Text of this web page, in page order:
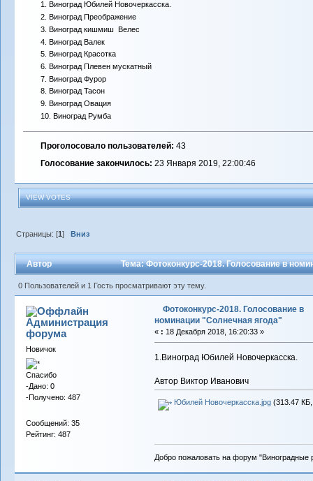
1. Виноград Юбилей Новочеркасска.
2. Виноград Преображение
3. Виноград кишмиш Велес
4. Виноград Валек
5. Виноград Красотка
6. Виноград Плевен мускатный
7. Виноград Фурор
8. Виноград Тасон
9. Виноград Овация
10. Виноград Румба
Проголосовало пользователей: 43
Голосование закончилось: 23 Января 2019, 22:00:46
VIEW VOTES
Страницы: [1]Вниз
Автор Тема: Фотоконкурс-2018. Голосование в
0 Пользователей и 1 Гость просматривают эту тему.
Администрация
форума
Новичок
Спасибо
-Дано: 0
-Получено: 487
Сообщений: 35
Рейтинг: 487
Фотоконкурс-2018. Голосование в
номинации "Солнечная ягода"
« : 18 Декабря 2018, 16:20:33 »
1.Виноград Юбилей Новочеркасска.
Автор Виктор Иванович
Юбилей Новочеркасска.jpg(313.47 КБ,
Добро пожаловать на форум "Виноградные